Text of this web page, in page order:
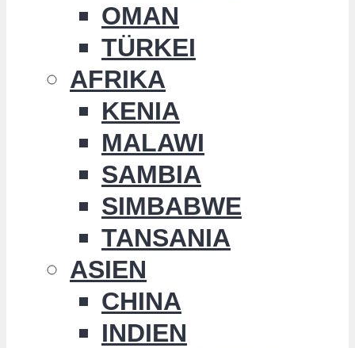
OMAN
TÜRKEI
AFRIKA
KENIA
MALAWI
SAMBIA
SIMBABWE
TANSANIA
ASIEN
CHINA
INDIEN